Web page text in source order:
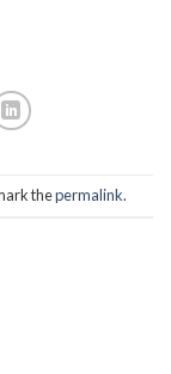
thepermalink.